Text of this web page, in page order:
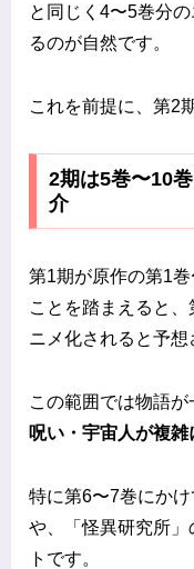
と同じく4〜5巻分
るのが自然です。
これを前提に、第2
2期は5巻〜10
介
第1期が原作の第1
ことを踏まえると、
ニメ化されると予想
この範囲では物語が
呪い・宇宙人が複
特に第6〜7巻にかけ
や、「怪異研究所
トです。